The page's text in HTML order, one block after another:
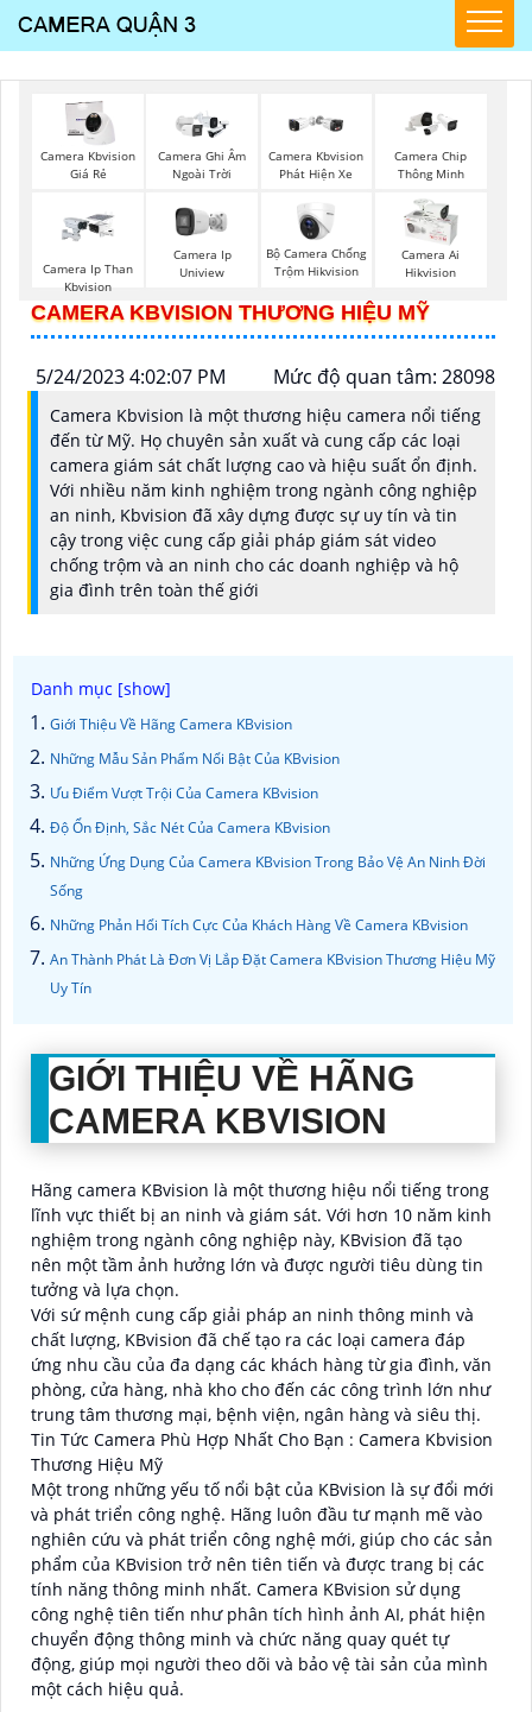
Camera Kbvision
Giá Rẻ
Camera Ghi Âm
Ngoài Trời
Camera Kbvision
Phát Hiện Xe
Camera Chip
Thông Minh
Camera Ip Than
Kbvision
Camera Ip
Uniview
Bộ Camera Chống
Trộm Hikvision
Camera Ai
Hikvision
CAMERA KBVISION THƯƠNG HIỆU MỸ
5/24/2023 4:02:07 PM Mức độ quan tâm: 28098
Camera Kbvision là một thương hiệu camera nổi tiếng
đến từ Mỹ. Họ chuyên sản xuất và cung cấp các loại
camera giám sát chất lượng cao và hiệu suất ổn định.
Với nhiều năm kinh nghiệm trong ngành công nghiệp
an ninh, Kbvision đã xây dựng được sự uy tín và tin
cậy trong việc cung cấp giải pháp giám sát video
chống trộm và an ninh cho các doanh nghiệp và hộ
gia đình trên toàn thế giới
Giới Thiệu Về Hãng Camera KBvision
Những Mẫu Sản Phẩm Nổi Bật Của KBvision
Ưu Điểm Vượt Trội Của Camera KBvision
Độ Ổn Định, Sắc Nét Của Camera KBvision
Những Ứng Dụng Của Camera KBvision Trong Bảo Vệ An Ninh Đời
Sống
Những Phản Hổi Tích Cực Của Khách Hàng Về Camera KBvision
An Thành Phát Là Đơn Vị Lắp Đặt Camera KBvision Thương Hiệu Mỹ
Uy Tín
GIỚI THIỆU VỀ HÃNG
CAMERA KBVISION
Hãng camera KBvision là một thương hiệu nổi tiếng trong
lĩnh vực thiết bị an ninh và giám sát. Với hơn 10 năm kinh
nghiệm trong ngành công nghiệp này, KBvision đã tạo
nên một tầm ảnh hưởng lớn và được người tiêu dùng tin
tưởng và lựa chọn.
Với sứ mệnh cung cấp giải pháp an ninh thông minh và
chất lượng, KBvision đã chế tạo ra các loại camera đáp
ứng nhu cầu của đa dạng các khách hàng từ gia đình, văn
phòng, cửa hàng, nhà kho cho đến các công trình lớn như
trung tâm thương mại, bệnh viện, ngân hàng và siêu thị.
Tin Tức Camera Phù Hợp Nhất Cho Bạn : Camera Kbvision
Thương Hiệu Mỹ
Một trong những yếu tố nổi bật của KBvision là sự đổi mới
và phát triển công nghệ. Hãng luôn đầu tư mạnh mẽ vào
nghiên cứu và phát triển công nghệ mới, giúp cho các sản
phẩm của KBvision trở nên tiên tiến và được trang bị các
tính năng thông minh nhất. Camera KBvision sử dụng
công nghệ tiên tiến như phân tích hình ảnh AI, phát hiện
chuyển động thông minh và chức năng quay quét tự
động, giúp mọi người theo dõi và bảo vệ tài sản của mình
một cách hiệu quả.